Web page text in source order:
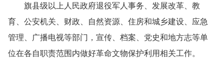
旗县级以上人民政府退役军人事务、发展改革、教
育、公安机关、财政、自然资源、住房和城乡建设、应急
管理、广播电视等部门，宣传、档案、党史和地方志等单
位在各自职责范围内做好革命文物保护利用相关工作。